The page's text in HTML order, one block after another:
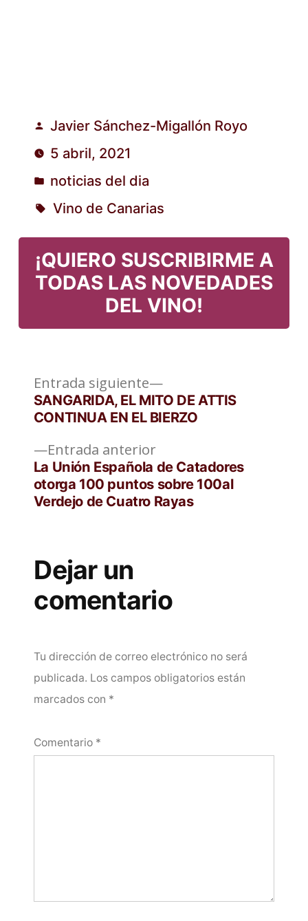
Publicado
por
Javier Sánchez-Migallón Royo
5 abril, 2021
Publicado
en
noticias del dia
Vino de Canarias
¡QUIERO SUSCRIBIRME A
TODAS LAS NOVEDADES
DEL VINO!
Navegación
de
entradas
Entrada anteriorEntrada
anterior:
La Unión Española de Catadores
otorga 100 puntos sobre 100al
Verdejo de Cuatro Rayas
Entrada siguiente
Entrada
siguiente:
SANGARIDA, EL MITO DE ATTIS
CONTINUA EN EL BIERZO
Dejar un
comentario
Tu dirección de correo electrónico no será
publicada. Los campos obligatorios están
marcados con *
Comentario *